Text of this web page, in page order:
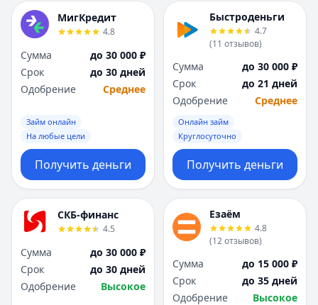
МигКредит
4.8
Сумма
до 30 000 ₽
Срок
до 30 дней
Одобрение
Среднее
Займ онлайн
На любые цели
Получить деньги
Быстроденьги
4.7
(11 отзывов)
Сумма
до 30 000 ₽
Срок
до 21 дней
Одобрение
Среднее
Онлайн займ
Круглосуточно
Получить деньги
СКБ-финанс
4.5
Сумма
до 30 000 ₽
Срок
до 30 дней
Одобрение
Высокое
Езаём
4.8
(12отзывов)
Сумма
до 15 000 ₽
Срок
до 35 дней
Одобрение
Высокое